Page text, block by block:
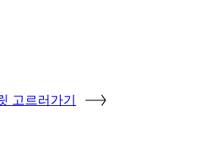
고르러가기